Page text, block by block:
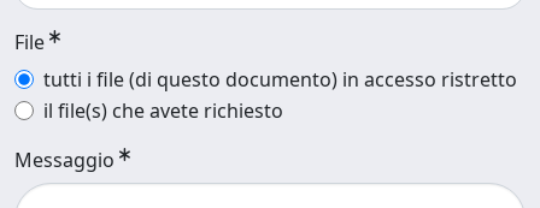
File
tutti i file (di questo documento) in accesso ristretto
il file(s) che avete richiesto
Messaggio